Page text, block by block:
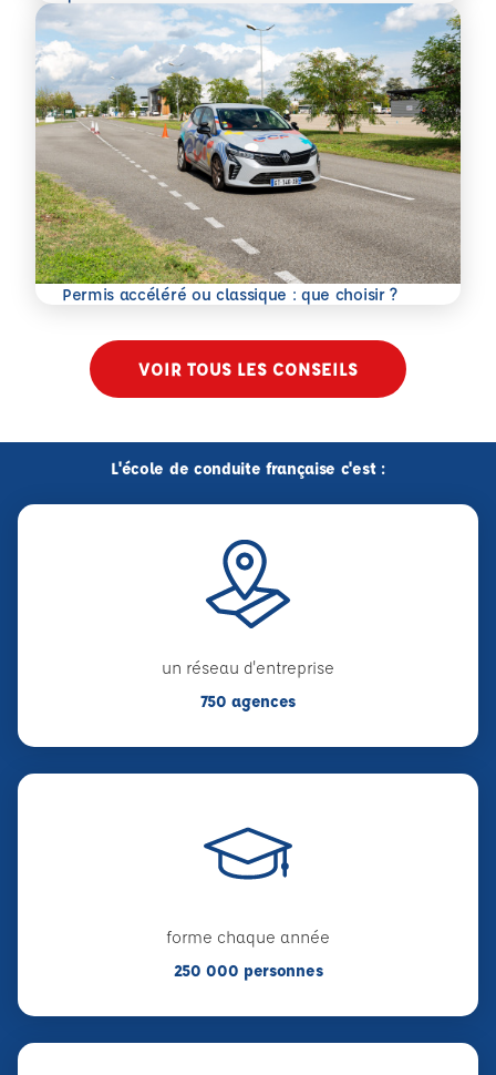
Permis accéléré ou classique : que choisir ?
En savoir plus
VOIR TOUS LES CONSEILS
L'école de conduite française c'est :
un réseau d'entreprise
750 agences
forme chaque année
250 000 personnes